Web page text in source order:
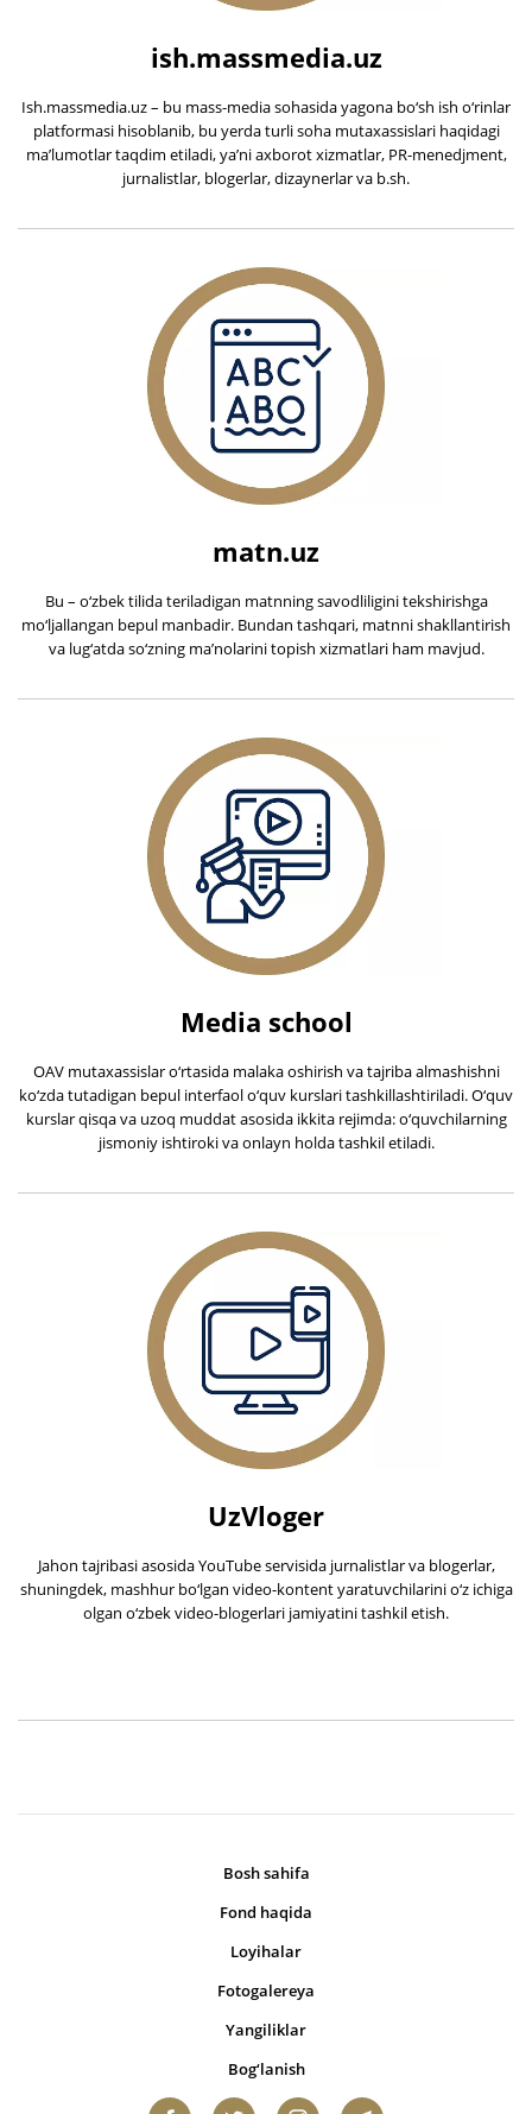
ish.massmedia.uz
Ish.massmedia.uz – bu mass-media sohasida yagona bo‘sh ish o‘rinlar
platformasi hisoblanib, bu yerda turli soha mutaxassislari haqidagi
ma’lumotlar taqdim etiladi, ya’ni axborot xizmatlar, PR-menedjment,
jurnalistlar, blogerlar, dizaynerlar va b.sh.
matn.uz
Bu – o‘zbek tilida teriladigan matnning savodliligini tekshirishga
mo‘ljallangan bepul manbadir. Bundan tashqari, matnni shakllantirish
va lug‘atda so‘zning ma’nolarini topish xizmatlari ham mavjud.
Media school
OAV mutaxassislar o‘rtasida malaka oshirish va tajriba almashishni
ko‘zda tutadigan bepul interfaol o‘quv kurslari tashkillashtiriladi. O‘quv
kurslar qisqa va uzoq muddat asosida ikkita rejimda: o‘quvchilarning
jismoniy ishtiroki va onlayn holda tashkil etiladi.
UzVloger
Jahon tajribasi asosida YouTube servisida jurnalistlar va blogerlar,
shuningdek, mashhur bo‘lgan video-kontent yaratuvchilarini o‘z ichiga
olgan o‘zbek video-blogerlari jamiyatini tashkil etish.
Bosh sahifa
Fond haqida
Loyihalar
Fotogalereya
Yangiliklar
Bog‘lanish